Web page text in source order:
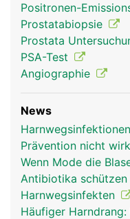
Positronen-
Prostatabiopsie
Prostata
PSA-Test
Angiographie
News
Prävention nicht
Wenn Mode die
Antibiotika
Harnwegsinfekten
Häufiger